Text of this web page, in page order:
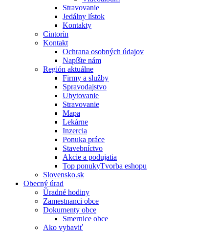
Stravovanie
Jedálny lístok
Kontakty
Cintorín
Kontakt
Ochrana osobných údajov
Napíšte nám
Región aktuálne
Firmy a služby
Spravodajstvo
Ubytovanie
Stravovanie
Mapa
Lekárne
Inzercia
Ponuka práce
Stavebníctvo
Akcie a podujatia
Top ponukyTvorba eshopu
Slovensko.sk
Obecný úrad
Úradné hodiny
Zamestnanci obce
Dokumenty obce
Smernice obce
Ako vybaviť